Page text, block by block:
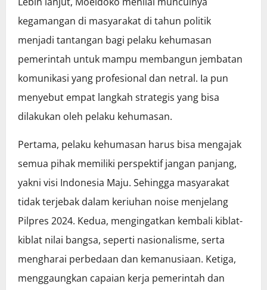
kegamangan di masyarakat di tahun politik
menjadi tantangan bagi pelaku kehumasan
pemerintah untuk mampu membangun jembatan
komunikasi yang profesional dan netral. Ia pun
menyebut empat langkah strategis yang bisa
dilakukan oleh pelaku kehumasan.
Pertama, pelaku kehumasan harus bisa mengajak
semua pihak memiliki perspektif jangan panjang,
yakni visi Indonesia Maju. Sehingga masyarakat
tidak terjebak dalam keriuhan noise menjelang
Pilpres 2024. Kedua, mengingatkan kembali kiblat-
kiblat nilai bangsa, seperti nasionalisme, serta
mengharai perbedaan dan kemanusiaan. Ketiga,
menggaungkan capaian kerja pemerintah dan